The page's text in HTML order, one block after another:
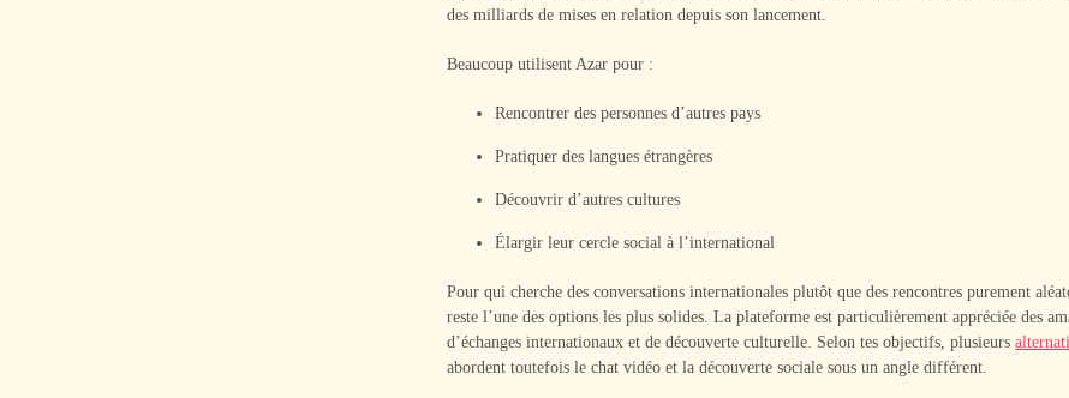
des milliards de mises en relation depuis son lancement.
Beaucoup utilisent Azar pour :
Rencontrer des personnes d’autres pays
Pratiquer des langues étrangères
Découvrir d’autres cultures
Élargir leur cercle social à l’international
Pour qui cherche des conversations internationales plutôt que des rencontres purement
reste l’une des options les plus solides. La plateforme est particulièrement appréciée des
d’échanges internationaux et de découverte culturelle. Selon tes objectifs, plusieurs
abordent toutefois le chat vidéo et la découverte sociale sous un angle différent.